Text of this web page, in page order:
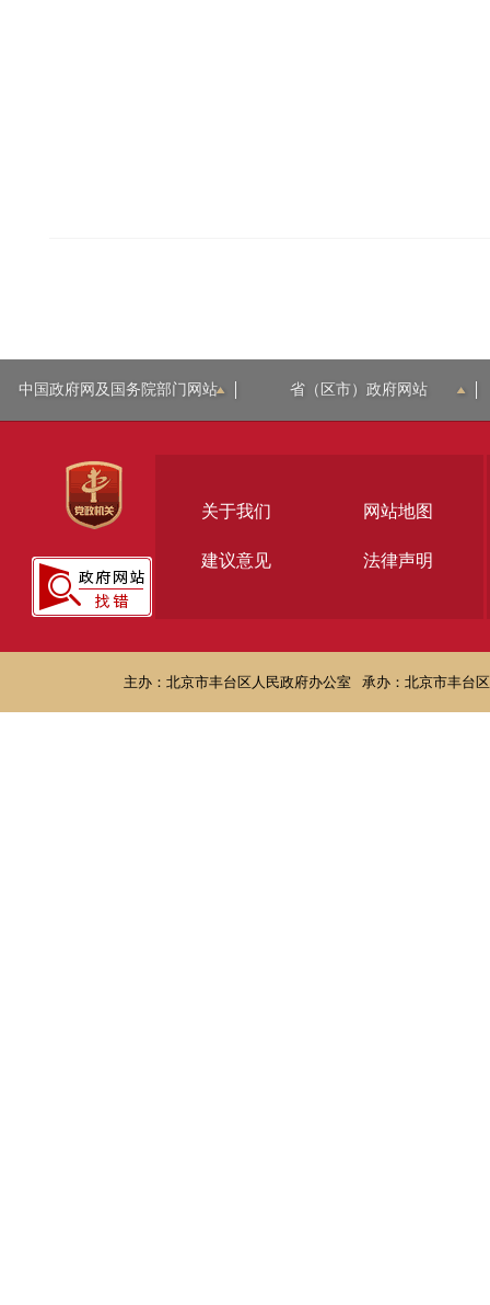
中国政府网及国务院部门网站 省（区市）政府网站
关于我们 网站地图
建议意见 法律声明
主办：北京市丰台区人民政府办公室 承办：北京市丰台